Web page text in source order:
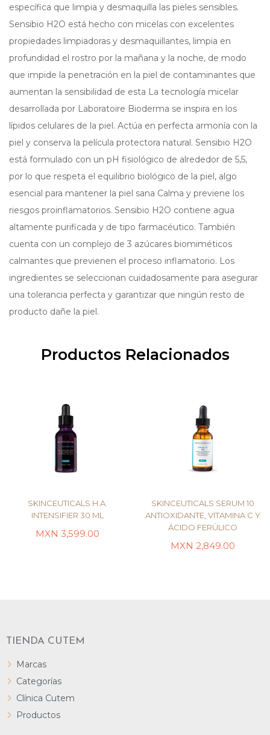
específica que limpia y desmaquilla las pieles sensibles.
Sensibio H2O está hecho con micelas con excelentes
propiedades limpiadoras y desmaquillantes, limpia en
profundidad el rostro por la mañana y la noche, de modo
que impide la penetración en la piel de contaminantes que
aumentan la sensibilidad de esta La tecnología micelar
desarrollada por Laboratoire Bioderma se inspira en los
lípidos celulares de la piel. Actúa en perfecta armonía con la
piel y conserva la película protectora natural. Sensibio H2O
está formulado con un pH fisiológico de alrededor de 5,5,
por lo que respeta el equilibrio biológico de la piel, algo
esencial para mantener la piel sana Calma y previene los
riesgos proinflamatorios. Sensibio H2O contiene agua
altamente purificada y de tipo farmacéutico. También
cuenta con un complejo de 3 azúcares biomiméticos
calmantes que previenen el proceso inflamatorio. Los
ingredientes se seleccionan cuidadosamente para asegurar
una tolerancia perfecta y garantizar que ningún resto de
producto dañe la piel.
Productos Relacionados
AÑADIR AL CARRITO
SKINCEUTICALS SERUM 10
ANTIOXIDANTE, VITAMINA C Y
ÁCIDO FERÚLICO
2,849.00
SKINCEUTICALS H.A.
INTENSIFIER 30 ML
3,599.00
TIENDA CUTEM
Marcas
Categorías
Clínica Cutem
Productos